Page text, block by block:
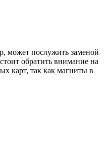
может послужить заменой
обратить внимание на
карт, так как магниты в